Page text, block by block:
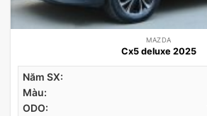
MAZDA
Cx5 deluxe 2025
Năm SX:
Màu:
ODO: